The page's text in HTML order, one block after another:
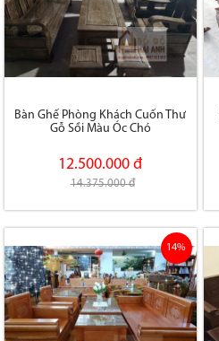
Bàn Ghế Phòng Khách Cuốn Thư
Gỗ Sồi Màu Óc Chó
12.500.000 đ
14.375.000 đ
14%